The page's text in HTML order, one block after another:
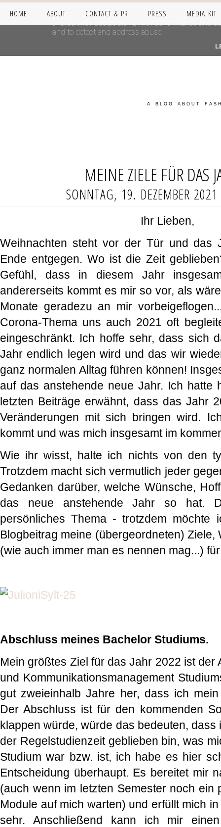
HOME ABOUT CONTACT & PR PRESS MEDIA KIT
A BLOG ABOUT
MEINE ZIELE FÜR DAS
SONNTAG, 19. DEZEMBER 2021
Ihr Lieben,
Weihnachten steht vor der Tür und das
Ende entgegen. Wo ist die Zeit
Gefühl, dass in diesem Jahr
andererseits kommt es mir so vor, als
Monate geradezu an mir
Corona-Thema uns auch 2021 oft
eingeschränkt. Ich hoffe sehr, dass sich
Jahr endlich legen wird und das wir
ganz normalen Alltag führen können!
auf das anstehende neue Jahr. Ich hatte
letzten Beiträge erwähnt, dass das Jahr
Veränderungen mit sich bringen wird.
kommt und was mich insgesamt im
Wie ihr wisst, halte ich nichts von den
Trotzdem macht sich vermutlich jeder
Gedanken darüber, welche Wünsche,
das neue anstehende Jahr so hat.
persönliches Thema - trotzdem möchte
Blogbeitrag meine (übergeordneten) Ziele,
(wie auch immer man es nennen mag...)
Abschluss meines Bachelor Studiums.
Mein größtes Ziel für das Jahr 2022 ist der
und Kommunikationsmanagement
gut zweieinhalb Jahre her, dass ich
Der Abschluss ist für den kommenden
klappen würde, würde das bedeuten, dass
der Regelstudienzeit geblieben bin, was
Studium war bzw. ist, ich habe es hier
Entscheidung überhaupt. Es bereitet mir
(auch wenn im letzten Semester noch ein
Module auf mich warten) und erfüllt mich
sehr. Anschließend kann ich mir
This site uses cookies from Google to deliver its
shared with Google along with performance and
and to detect and address abuse.